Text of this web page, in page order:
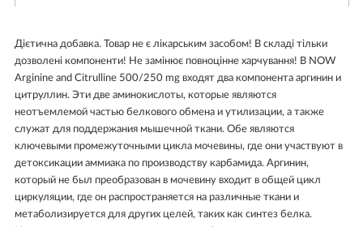
Дієтична добавка. Товар не є лікарським засобом! В складі тільки
дозволені компоненти! Не замінює повноцінне харчування! В NOW
Arginine and Citrulline 500/250 mg входят два компонента аргинин и
цитруллин. Эти две аминокислоты, которые являются
неотъемлемой частью белкового обмена и утилизации, а также
служат для поддержания мышечной ткани. Обе являются
ключевыми промежуточными цикла мочевины, где они участвуют в
детоксикации аммиака по производству карбамида. Аргинин,
который не был преобразован в мочевину входит в общей цикл
циркуляции, где он распространяется на различные ткани и
метаболизируется для других целей, таких как синтез белка.